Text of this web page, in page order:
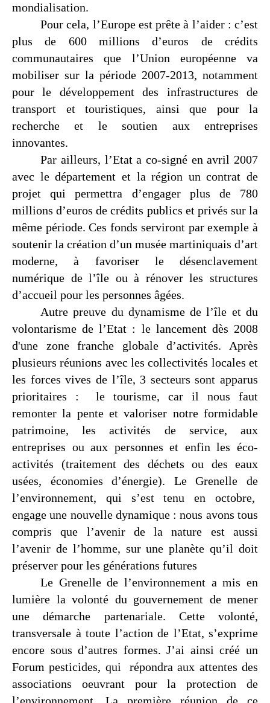
mondialisation.
Pour cela, l’Europe est prête à l’aider : c’est
plus de 600 millions d’euros de crédits
communautaires que l’Union européenne va
mobiliser sur la période 2007-2013, notamment
pour le développement des infrastructures de
transport et touristiques, ainsi que pour la
recherche et le soutien aux entreprises
innovantes.
Par ailleurs, l’Etat a co-signé en avril 2007
avec le département et la région un contrat de
projet qui permettra d’engager plus de 780
millions d’euros de crédits publics et privés sur la
même période. Ces fonds serviront par exemple à
soutenir la création d’un musée martiniquais d’art
moderne, à favoriser le désenclavement
numérique de l’île ou à rénover les structures
d’accueil pour les personnes âgées.
Autre preuve du dynamisme de l’île et du
volontarisme de l’Etat : le lancement dès 2008
d'une zone franche globale d’activités. Après
plusieurs réunions avec les collectivités locales et
les forces vives de l’île, 3 secteurs sont apparus
prioritaires :
le tourisme, car il nous faut
remonter la pente et valoriser notre formidable
patrimoine, les activités de service, aux
entreprises ou aux personnes et enfin les éco-
activités (traitement des déchets ou des eaux
usées, économies d’énergie). Le Grenelle de
l’environnement, qui s’est tenu en octobre,
engage une nouvelle dynamique : nous avons tous
compris que l’avenir de la nature est aussi
l’avenir de l’homme, sur une planète qu’il doit
préserver pour les générations futures
Le Grenelle de l’environnement a mis en
lumière la volonté du gouvernement de mener
une démarche partenariale. Cette volonté,
transversale à toute l’action de l’Etat, s’exprime
encore sous d’autres formes. J’ai ainsi créé un
Forum pesticides, qui
répondra aux attentes des
associations oeuvrant pour la protection de